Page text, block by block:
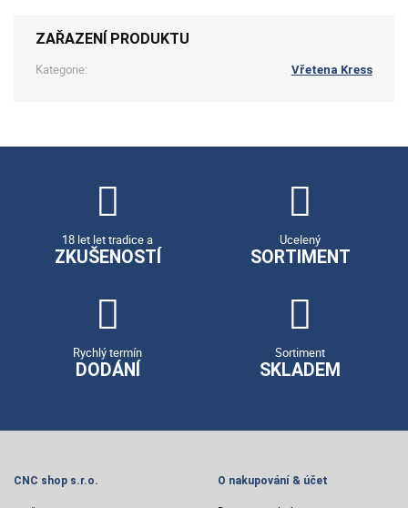
ZAŘAZENÍ PRODUKTU
Kategorie: Vřetena Kress
18 let let tradice a
ZKUŠENOSTÍ
Ucelený
SORTIMENT
Rychlý termín
DODÁNÍ
Sortiment
SKLADEM
CNC shop s.r.o. O nakupování & účet